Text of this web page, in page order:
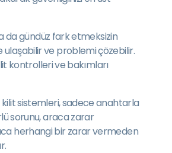
da gündüz fark etmeksizin
ulaşabilir ve problemi çözebilir.
kontrolleri ve bakımları
kilit sistemleri, sadece anahtarla
sorunu, araca zarar
herhangi bir zarar vermeden